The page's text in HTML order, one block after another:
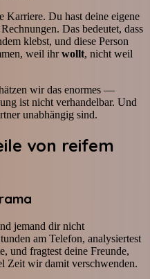
Karriere. Du hast deine eigene
Das bedeutet, dass
klebst, und diese Person
weil ihrwollt, nicht weil
wir das enormes —
ist nicht verhandelbar. Und
unabhängig sind.
von reifem
jemand dir nicht
am Telefon, analysiertest
und fragtest deine Freunde,
Zeit wir damit verschwenden.